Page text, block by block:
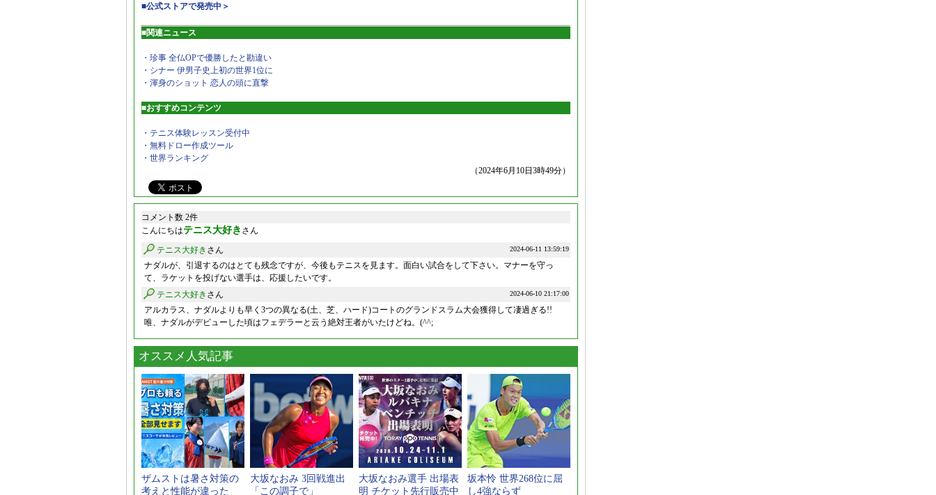
■公式ストアで発売中＞
■関連ニュース
・珍事 全仏OPで優勝したと勘違い
・シナー 伊男子史上初の世界1位に
・渾身のショット 恋人の頭に直撃
■おすすめコンテンツ
・テニス体験レッスン受付中
・無料ドロー作成ツール
・世界ランキング
（2024年6月10日3時49分）
コメント数 2件
こんにちはテニス大好き さん
2024-06-11 13:59:19
テニス大好き さん
ナダルが、引退するのはとても残念ですが、今後もテニスを見ます。面白い試合をして下さい。マナーを守っ
て、ラケットを投げない選手は、応援したいです。
2024-06-10 21:17:00
テニス大好き さん
アルカラス、ナダルよりも早く3つの異なる(土、芝、ハード)コートのグランドスラム大会獲得して凄過ぎる!!
唯、ナダルがデビューした頃はフェデラーと云う絶対王者がいたけどね。(^^;
オススメ人気記事
ザムストは暑さ対策の
考えと性能が違った
大坂なおみ 3回戦進出
「この調子で」
大坂なおみ選手 出場表
明 チケット先行販売中
坂本怜 世界268位に屈
し4強ならず